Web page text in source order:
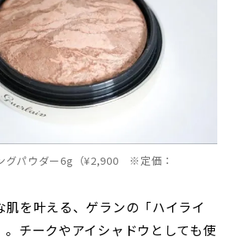
グパウダー6g（¥2,900 ※定価：
肌を叶える、ゲランの「ハイライ
。チークやアイシャドウとしても使